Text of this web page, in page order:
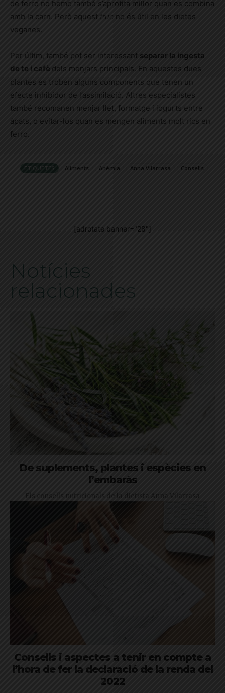
de ferro no hemo també s’aprofita millor quan es combina
amb la carn. Però aquest truc no és útil en les dietes
veganes.
Per últim, també pot ser interessant separar la ingesta
de te i cafè dels menjars principals. En aquestes dues
plantes es troben alguns components que tenen un
efecte inhibidor de l’assimilació. Altres especialistes
també recomanen menjar llet, formatge i iogurts entre
àpats, o evitar-los quan es mengen aliments molt rics en
ferro.
ETIQUETES Aliments Anèmia Anna Vilarrasa Consells
[adrotate banner="28"]
Notícies
relacionades
De suplements, plantes i espècies en
l’embaràs
Els consells nutricionals de la dietista Anna Vilarrasa
Consells i aspectes a tenir en compte a
l’hora de fer la declaració de la renda del
2022